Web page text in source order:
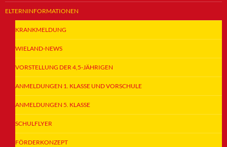
ELTERNINFORMATIONEN
KRANKMELDUNG
WIELAND-NEWS
VORSTELLUNG DER 4,5-JÄHRIGEN
ANMELDUNGEN 1. KLASSE UND VORSCHULE
ANMELDUNGEN 5. KLASSE
SCHULFLYER
FÖRDERKONZEPT